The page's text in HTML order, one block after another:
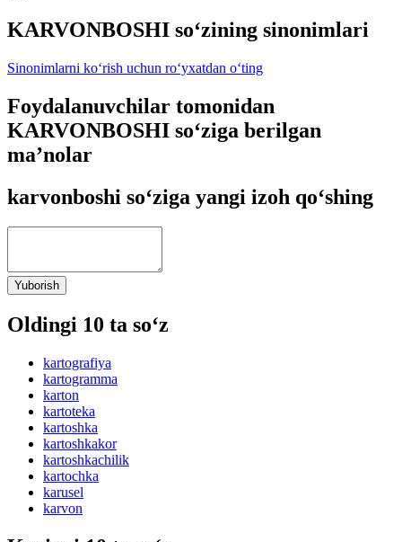
KARVONBOSHI so‘zining sinonimlari
Sinonimlarni ko‘rish uchun ro‘yxatdan o‘ting
Foydalanuvchilar tomonidan
KARVONBOSHI so‘ziga berilgan
ma’nolar
karvonboshi so‘ziga yangi izoh qo‘shing
Yuborish
Oldingi 10 ta so‘z
kartografiya
kartogramma
karton
kartoteka
kartoshka
kartoshkakor
kartoshkachilik
kartochka
karusel
karvon